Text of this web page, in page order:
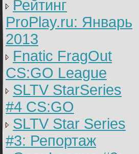
Рейтинг
ProPlay.ru: Январь
2013
Fnatic FragOut
CS:GO League
SLTV StarSeries
#4 CS:GO
SLTV Star Series
#3: Репортаж